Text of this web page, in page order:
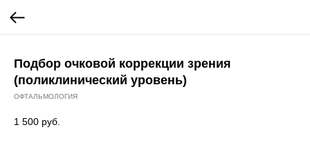
Подбор очковой коррекции зрения
(поликлинический уровень)
ОФТАЛЬМОЛОГИЯ
1 500 руб.